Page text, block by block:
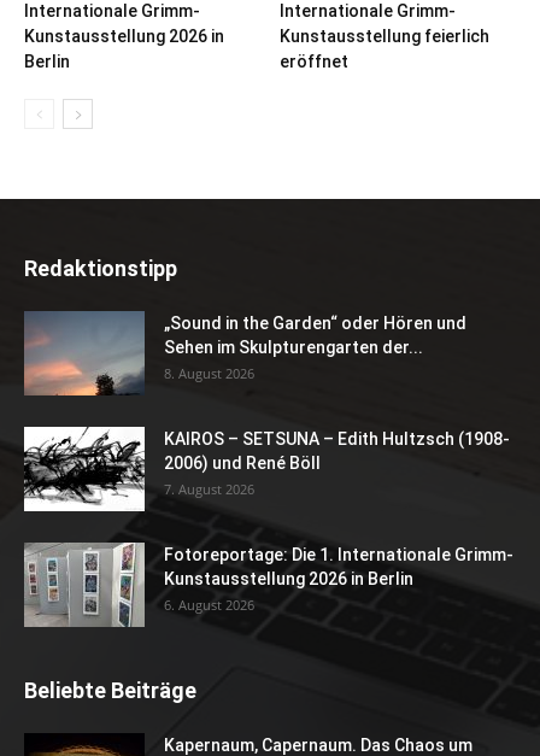
Internationale Grimm-
Kunstausstellung 2026 in
Berlin
Internationale Grimm-
Kunstausstellung feierlich
eröffnet
Redaktionstipp
„Sound in the Garden“ oder Hören und
Sehen im Skulpturengarten der...
8. August 2026
KAIROS – SETSUNA – Edith Hultzsch (1908-
2006) und René Böll
7. August 2026
Fotoreportage: Die 1. Internationale Grimm-
Kunstausstellung 2026 in Berlin
6. August 2026
Beliebte Beiträge
Kapernaum, Capernaum. Das Chaos um